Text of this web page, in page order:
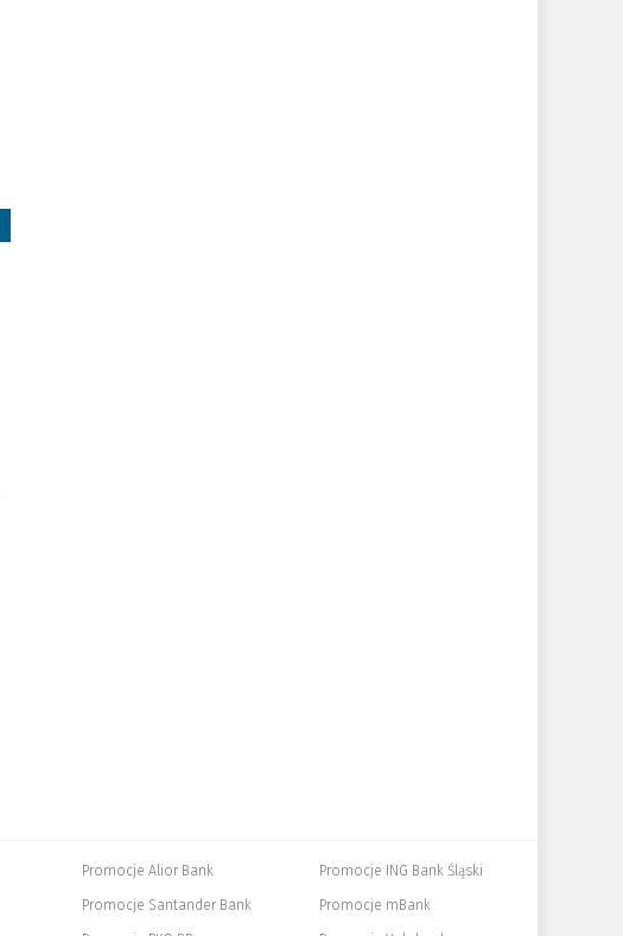
Promocje Alior Bank
Promocje Santander Bank
Promocje ING Bank Śląski
Promocje mBank